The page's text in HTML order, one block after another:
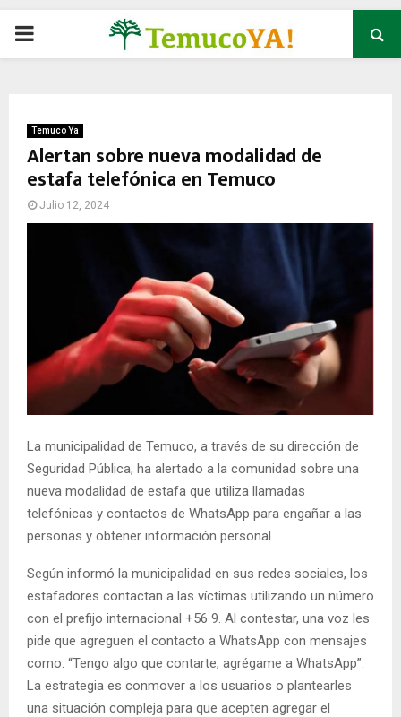
P
M
A
M
E
N
U
Temuco Ya
Alertan sobre nueva modalidad de
estafa telefónica en Temuco
Julio 12, 2024
La municipalidad de Temuco, a través de su dirección de
Seguridad Pública, ha alertado a la comunidad sobre una
nueva modalidad de estafa que utiliza llamadas
telefónicas y contactos de WhatsApp para engañar a las
personas y obtener información personal.
Según informó la municipalidad en sus redes sociales, los
estafadores contactan a las víctimas utilizando un número
con el prefijo internacional +56 9. Al contestar, una voz les
pide que agreguen el contacto a WhatsApp con mensajes
como: “Tengo algo que contarte, agrégame a WhatsApp”.
La estrategia es conmover a los usuarios o plantearles
una situación compleja para que acepten agregar el